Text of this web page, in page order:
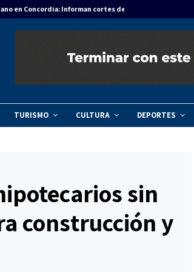
en Concordia: Informan cortes de tránsito…
TURISMO CULTURA DEPORTES
sin
construcción y